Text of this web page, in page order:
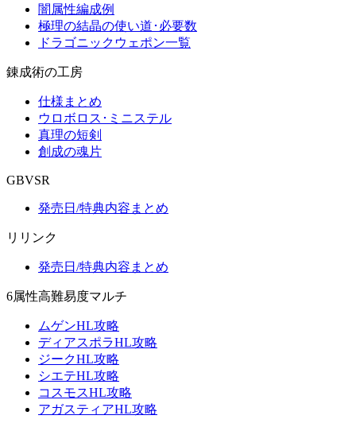
闇属性編成例
極理の結晶の使い道･必要数
ドラゴニックウェポン一覧
錬成術の工房
仕様まとめ
ウロボロス･ミニステル
真理の短剣
創成の魂片
GBVSR
発売日/特典内容まとめ
リリンク
発売日/特典内容まとめ
6属性高難易度マルチ
ムゲンHL攻略
ディアスポラHL攻略
ジークHL攻略
シエテHL攻略
コスモスHL攻略
アガスティアHL攻略